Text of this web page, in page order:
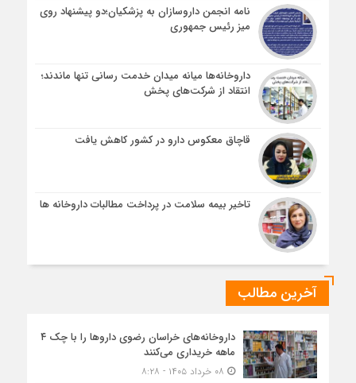
نامه انجمن داروسازان به پزشکیان؛دو پیشنهاد روی
میز رئیس جمهوری
داروخانه‌ها میانه میدان خدمت رسانی تنها ماندند؛
انتقاد از شرکت‌های پخش
قاچاق معکوس دارو در کشور کاهش یافت
تاخیر بیمه سلامت در پرداخت مطالبات داروخانه ها
آخرین مطالب
داروخانه‌های خراسان رضوی داروها را با چک ۴
ماهه خریداری می‌کنند